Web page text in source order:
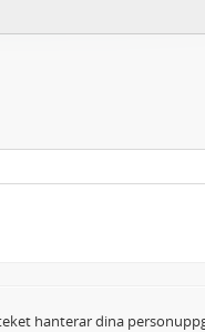
hanterar dina